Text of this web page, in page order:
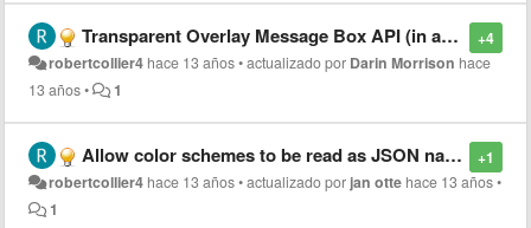
+4
Transparent Overlay Message Box API (in addition to status bar API)
robertcollier4 hace 13 años•actualizado por Darin Morrison hace
13 años• 1
+1
Allow color schemes to be read as JSON natively
robertcollier4 hace 13 años•actualizado por jan otte hace 13 años•
1